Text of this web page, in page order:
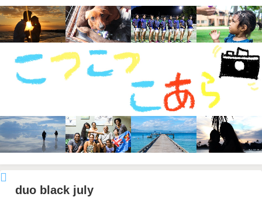
duo black july